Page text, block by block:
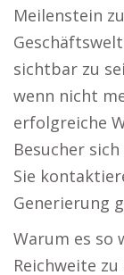
Meilenstein
sichtbar zu
wenn nicht
erfolgreiche
Besucher
Sie
Generierung
Warum es so
Reichweite